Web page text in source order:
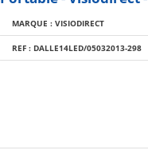
MARQUE : VISIODIRECT
REF : DALLE14LED/05032013-298